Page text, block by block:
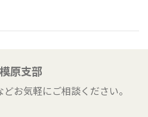
原支部
お気軽にご相談ください。